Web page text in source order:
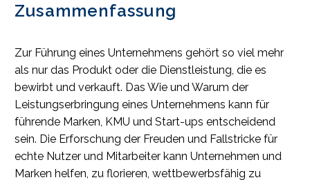
Zusammenfassung
Zur Führung eines Unternehmens gehört so viel mehr
als nur das Produkt oder die Dienstleistung, die es
bewirbt und verkauft. Das Wie und Warum der
Leistungserbringung eines Unternehmens kann für
führende Marken, KMU und Start-ups entscheidend
sein. Die Erforschung der Freuden und Fallstricke für
echte Nutzer und Mitarbeiter kann Unternehmen und
Marken helfen, zu florieren, wettbewerbsfähig zu